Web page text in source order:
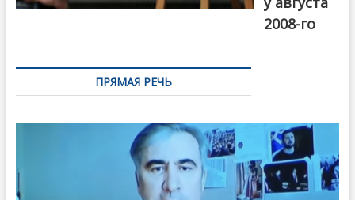
2008-го
ПРЯМАЯ РЕЧЬ